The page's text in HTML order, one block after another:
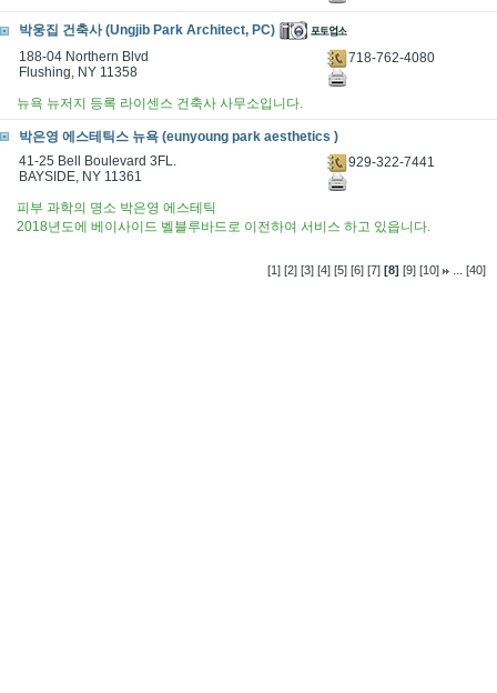
박웅집 건축사 (Ungjib Park Architect, PC)
188-04 Northern Blvd
Flushing, NY 11358
718-762-4080
뉴욕 뉴저지 등록 라이센스 건축사 사무소입니다.
박은영 에스테틱스 뉴욕 (eunyoung park aesthetics )
41-25 Bell Boulevard 3FL.
BAYSIDE, NY 11361
929-322-7441
피부 과학의 명소 박은영 에스테틱
2018년도에 베이사이드 벨블루바드로 이전하여 서비스 하고 있읍니다.
[1] [2] [3] [4] [5] [6] [7] [8] [9] [10] ... [40]